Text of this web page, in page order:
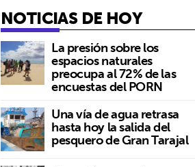
NOTICIAS DE HOY
La presión sobre los
espacios naturales
preocupa al 72% de las
encuestas del PORN
Una vía de agua retrasa
hasta hoy la salida del
pesquero de Gran Tarajal